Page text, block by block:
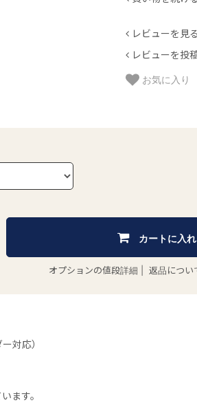
レビューを見
レビューを投
お気に入り
カートに入
オプションの値段詳細 返品につい
対応）
ます。